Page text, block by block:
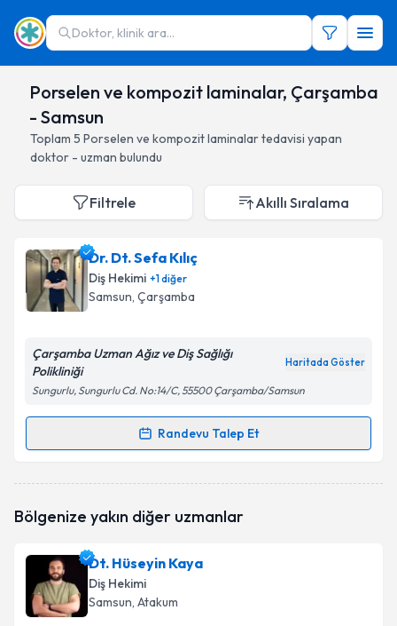
Doktor, klinik ara...
Porselen ve kompozit laminalar, Çarşamba
- Samsun
Toplam 5 Porselen ve kompozit laminalartedavisi yapan
doktor - uzman bulundu
Filtrele Akıllı Sıralama
Dr. Dt. Sefa Kılıç
Diş Hekimi +1diğer
Samsun, Çarşamba
Çarşamba Uzman Ağız ve Diş Sağlığı
Polikliniği
Haritada Göster
Sungurlu, Sungurlu Cd. No:14/C, 55500 Çarşamba/Samsun
Randevu Talep Et
Randevu Takvimi Talebi
oluşturun. Size bu uzmandan randevu almanız için bir
E-posta Adresiniz
Bölgenize yakın diğer uzmanlar
Dt. Hüseyin Kaya
Diş Hekimi
Samsun, Atakum